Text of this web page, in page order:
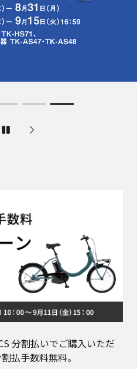
分割払いでご購入いただ
払手数料無料。